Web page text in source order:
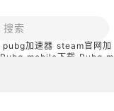
pubg加速器 steam官网加
Pubg mobile下载 Pubg m